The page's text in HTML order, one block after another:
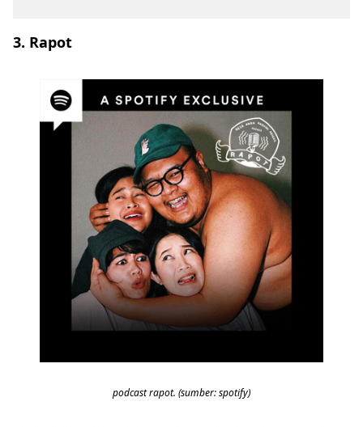
3. Rapot
podcast rapot. (sumber: spotify)